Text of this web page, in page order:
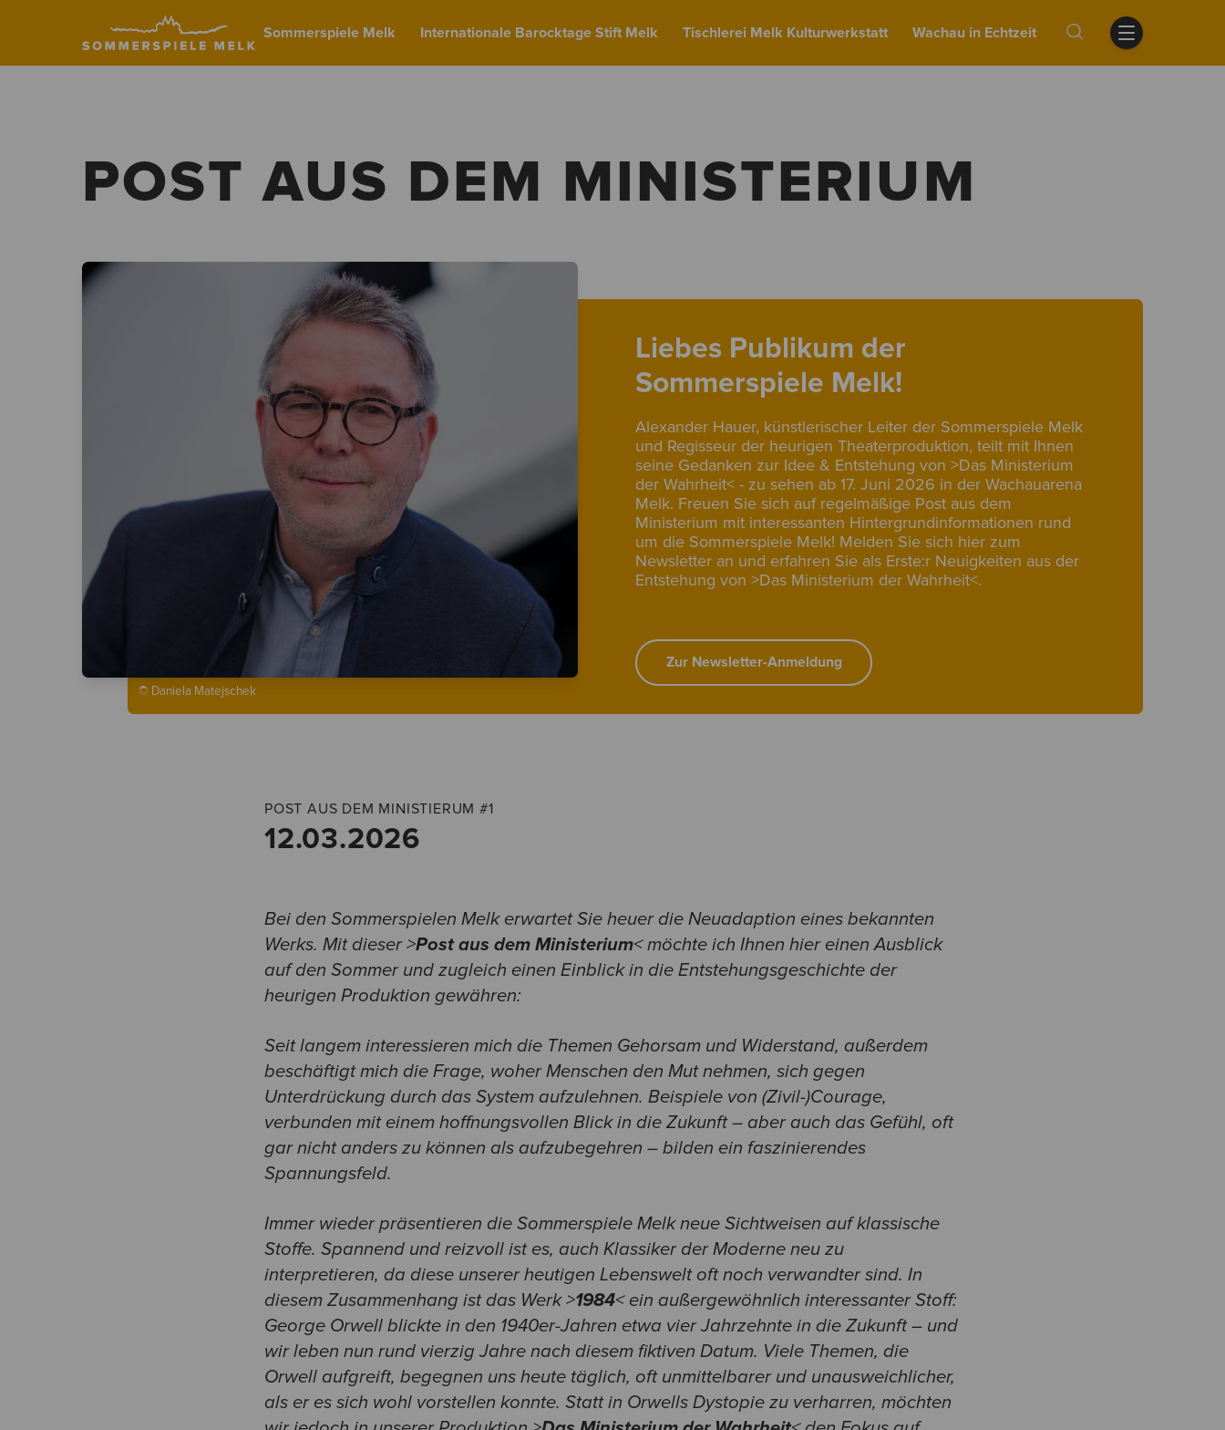
Sommerspiele Melk Internationale Barocktage Stift Melk Tischlerei Melk Kulturwerkstatt Wachau in Echtzeit
POST AUS DEM MINISTERIUM
© Daniela Matejschek
Liebes Publikum der
Sommerspiele Melk!
Alexander Hauer, künstlerischer Leiter der Sommerspiele Melk
und Regisseur der heurigen Theaterproduktion, teilt mit Ihnen
seine Gedanken zur Idee & Entstehung von >Das Ministerium
der Wahrheit< - zu sehen ab 17. Juni 2026 in der Wachauarena
Melk. Freuen Sie sich auf regelmäßige Post aus dem
Ministerium mit interessanten Hintergrundinformationen rund
um die Sommerspiele Melk! Melden Sie sich hier zum
Newsletter an und erfahren Sie als Erste:r Neuigkeiten aus der
Entstehung von >Das Ministerium der Wahrheit<.
Zur Newsletter-Anmeldung
POST AUS DEM MINISTIERUM #1
12.03.2026
Bei den Sommerspielen Melk erwartet Sie heuer die Neuadaption eines bekannten
Werks. Mit dieser >Post aus dem Ministerium< möchte ich Ihnen hier einen Ausblick
auf den Sommer und zugleich einen Einblick in die Entstehungsgeschichte der
heurigen Produktion gewähren:
Seit langem interessieren mich die Themen Gehorsam und Widerstand, außerdem
beschäftigt mich die Frage, woher Menschen den Mut nehmen, sich gegen
Unterdrückung durch das System aufzulehnen. Beispiele von (Zivil-)Courage,
verbunden mit einem hoffnungsvollen Blick in die Zukunft – aber auch das Gefühl, oft
gar nicht anders zu können als aufzubegehren – bilden ein faszinierendes
Spannungsfeld.
Immer wieder präsentieren die Sommerspiele Melk neue Sichtweisen auf klassische
Stoffe. Spannend und reizvoll ist es, auch Klassiker der Moderne neu zu
interpretieren, da diese unserer heutigen Lebenswelt oft noch verwandter sind. In
diesem Zusammenhang ist das Werk >1984< ein außergewöhnlich interessanter Stoff:
George Orwell blickte in den 1940er-Jahren etwa vier Jahrzehnte in die Zukunft – und
wir leben nun rund vierzig Jahre nach diesem fiktiven Datum. Viele Themen, die
Orwell aufgreift, begegnen uns heute täglich, oft unmittelbarer und unausweichlicher,
als er es sich wohl vorstellen konnte. Statt in Orwells Dystopie zu verharren, möchten